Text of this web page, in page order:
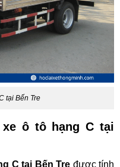
tại Bến Tre
ô tô hạng C tại
C tại Bến Tre được tính